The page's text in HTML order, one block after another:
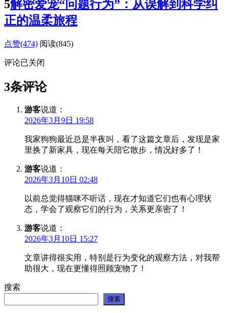
5解密爱宠“问题行为”：从误解到科学纠
正的温柔旅程
点赞(474) 阅读(845)
评论已关闭
3条评论
游客说道：
2026年3月9日 19:58
我家狗狗最近总是半夜叫，看了这篇文章后，发现是家
里换了新家具，现在每天陪它散步，情况好多了！
游客说道：
2026年3月10日 02:48
以前总觉得猫咪不听话，现在才知道它们也有心理状
态，学会了观察它们的行为，关系更亲密了！
游客说道：
2026年3月10日 15:27
文章讲得很实用，特别是行为变化的观察方法，对我帮
助很大，现在更懂得照顾宠物了！
搜索
搜索